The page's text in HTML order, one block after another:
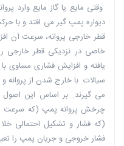
وقتی مایع یا گاز مایع وارد
قطر خارجی پروانه، سرعت آن
خاصی در نزدیکی قطر خارجی
یافته و افزایش فشاری مساوی
سیالات با خارج شدن از
می گیرند. بر اساس این
چرخش پروانه پمپ (که سرعت
(که فشار و تشکیل احتمالی
فشار خروجی و جریان پمپ را